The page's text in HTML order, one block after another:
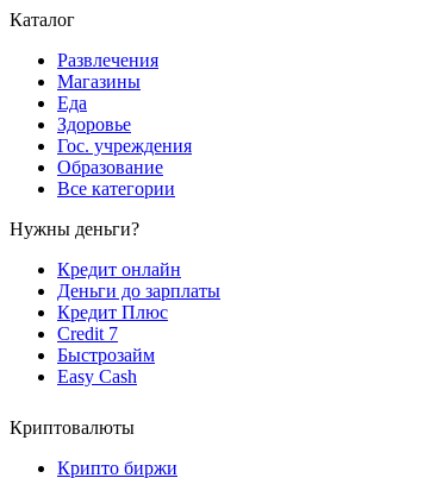
Каталог
Развлечения
Магазины
Еда
Здоровье
Гос. учреждения
Образование
Все категории
Нужны деньги?
Кредит онлайн
Деньги до зарплаты
Кредит Плюс
Credit 7
Быстрозайм
Easy Cash
Криптовалюты
Крипто биржи